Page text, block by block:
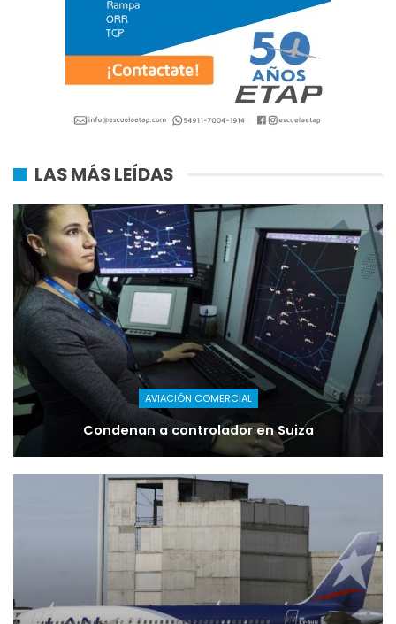
LAS MÁS LEÍDAS
AVIACIÓN COMERCIAL
Condenan a controlador en Suiza